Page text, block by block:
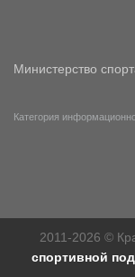
Министерство
Категория
2011-2026 ©
спортивной